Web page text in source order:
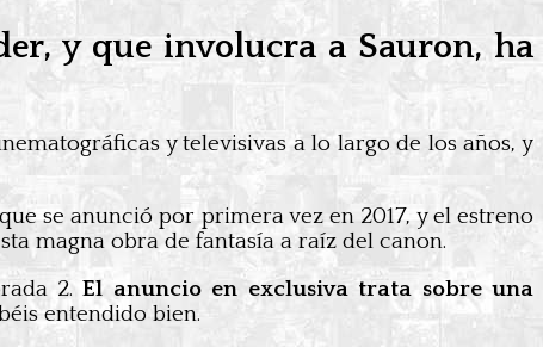
y que involucra a Sauron, ha
y televisivas a lo largo de los años, y
se anunció por primera vez en 2017, y el estreno
magna obra de fantasía a raíz del canon.
2.El anuncio en exclusiva trata sobre una
entendido bien.